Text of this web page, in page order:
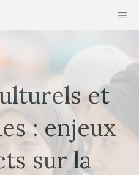
et
: enjeux
sur la